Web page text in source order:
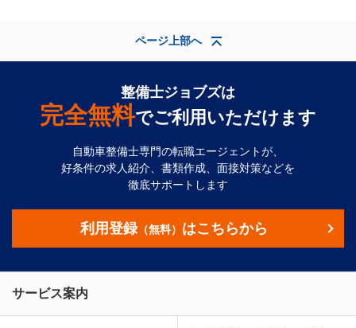
ページ上部へ
整備士ジョブズは
完全無料でご利用いただけます
自動車整備士専門の転職エージェントが、
好条件の求人紹介、書類作成、面接対策などを
徹底サポートします
利用登録（無料） はこちらから
サービス案内